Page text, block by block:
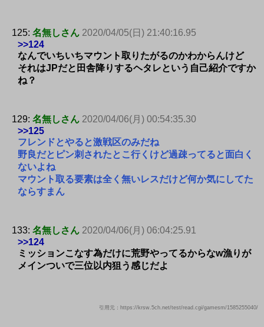
125: 名無しさん 2020/04/05(日) 21:40:16.95
>>124
なんでいちいちマウント取りたがるのかわからんけど
それはJPだと田舎降りするヘタレという自己紹介ですか
ね？
129: 名無しさん 2020/04/06(月) 00:54:35.30
>>125
フレンドとやると激戦区のみだね
野良だとピン刺されたとこ行くけど過疎ってると面白く
ないよね
マウント取る要素は全く無いレスだけど何か気にしてた
ならすまん
133: 名無しさん 2020/04/06(月) 06:04:25.91
>>124
ミッションこなす為だけに荒野やってるからなw漁りが
メインついで三位以内狙う感じだよ
引用元：https://krsw.5ch.net/test/read.cgi/gamesm/1585255040/